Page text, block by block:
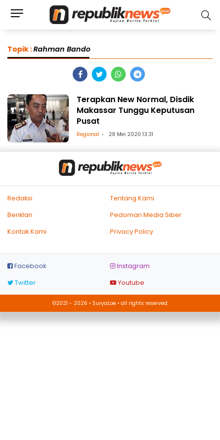
Topik :Rahman Bando
Terapkan New Normal, Disdik
Makassar Tunggu Keputusan
Pusat
Regional 28 Mei 2020 13:31
Redaksi
Tentang Kami
Beriklan
Pedoman Media Siber
Kontak Kami
Privacy Policy
Facebook
Instagram
Twitter
Youtube
©2021 - 2026 • SuryaLoe • all rights reserved